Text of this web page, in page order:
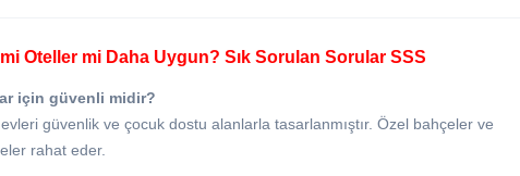
Oteller mi Daha Uygun? Sık Sorulan Sorular SSS
için güvenli midir?
evleri güvenlik ve çocuk dostu alanlarla tasarlanmıştır. Özel bahçeler ve
rahat eder.